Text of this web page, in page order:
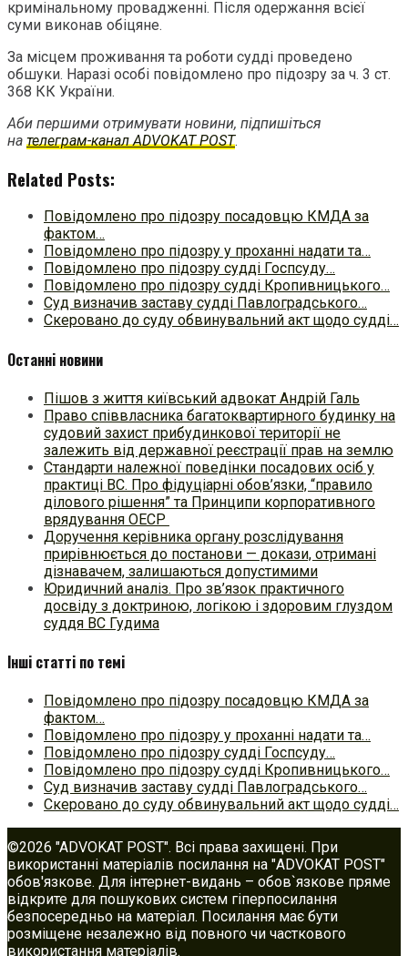
кримінальному провадженні. Після одержання всієї
суми виконав обіцяне.
За місцем проживання та роботи судді проведено
обшуки. Наразі особі повідомлено про підозру за ч. 3 ст.
368 КК України.
Аби першими отримувати новини, підпишіться
на телеграм-канал ADVOKAT POST.
Related Posts:
Повідомлено про підозру посадовцю КМДА за
фактом…
Повідомлено про підозру у проханні надати та…
Повідомлено про підозру судді Госпсуду…
Повідомлено про підозру судді Кропивницького…
Суд визначив заставу судді Павлоградського…
Скеровано до суду обвинувальний акт щодо судді…
Останні новини
Пішов з життя київський адвокат Андрій Галь
Право співвласника багатоквартирного будинку на
судовий захист прибудинкової території не
залежить від державної реєстрації прав на землю
Стандарти належної поведінки посадових осіб у
практиці ВC. Про фідуціарні обов’язки, “правило
ділового рішення” та Принципи корпоративного
врядування ОЕСР
Доручення керівника органу розслідування
прирівнюється до постанови — докази, отримані
дізнавачем, залишаються допустимими
Юридичний аналіз. Про зв’язок практичного
досвіду з доктриною, логікою і здоровим глуздом
суддя ВС Гудима
Інші статті по темі
Повідомлено про підозру посадовцю КМДА за
фактом…
Повідомлено про підозру у проханні надати та…
Повідомлено про підозру судді Госпсуду…
Повідомлено про підозру судді Кропивницького…
Суд визначив заставу судді Павлоградського…
Скеровано до суду обвинувальний акт щодо судді…
©2026 "ADVOKAT POST". Всі права захищені. При
використанні матеріалів посилання на "ADVOKAT POST"
обов'язкове. Для інтернет-видань – обов`язкове пряме
відкрите для пошукових систем гіперпосилання
безпосередньо на матеріал. Посилання має бути
розміщене незалежно від повного чи часткового
використання матеріалів.